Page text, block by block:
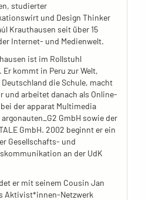
studierter
und Design Thinker
Krauthausen seit über 15
Internet- und Medienwelt.
ist im Rollstuhl
Er kommt in Peru zur Welt,
die Schule, macht
und arbeitet danach als Online-
der apparat Multimedia
argonauten_G2 GmbH sowie der
GmbH. 2002 beginnt er ein
Gesellschafts- und
an der UdK
er mit seinem Cousin Jan
Aktivist*innen-Netzwerk